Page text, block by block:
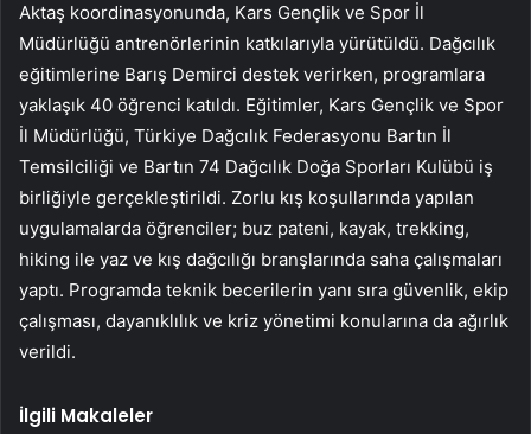
Aktaş koordinasyonunda, Kars Gençlik ve Spor İl
Müdürlüğü antrenörlerinin katkılarıyla yürütüldü. Dağcılık
eğitimlerine Barış Demirci destek verirken, programlara
yaklaşık 40 öğrenci katıldı. Eğitimler, Kars Gençlik ve Spor
İl Müdürlüğü, Türkiye Dağcılık Federasyonu Bartın İl
Temsilciliği ve Bartın 74 Dağcılık Doğa Sporları Kulübü iş
birliğiyle gerçekleştirildi. Zorlu kış koşullarında yapılan
uygulamalarda öğrenciler; buz pateni, kayak, trekking,
hiking ile yaz ve kış dağcılığı branşlarında saha çalışmaları
yaptı. Programda teknik becerilerin yanı sıra güvenlik, ekip
çalışması, dayanıklılık ve kriz yönetimi konularına da ağırlık
verildi.
İlgili Makaleler